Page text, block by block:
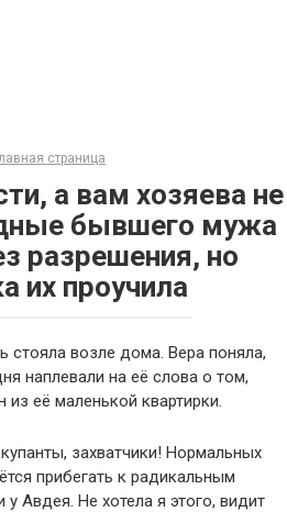
страница
а вам хозяева не
бывшего мужа
разрешения, но
их проучила
стояла возле дома. Вера поняла,
наплевали на её слова о том,
её маленькой квартирки.
захватчики! Нормальных
прибегать к радикальным
Авдея. Не хотела я этого, видит